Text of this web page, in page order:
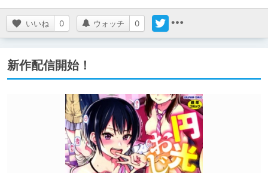
いいね 0 ウォッチ 0
新作配信開始！